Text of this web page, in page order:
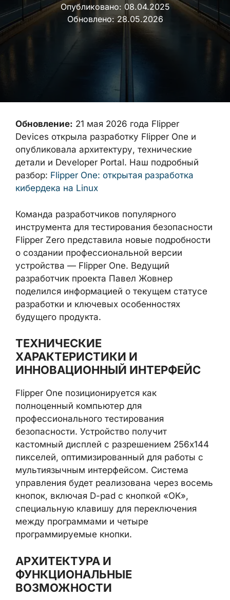
Опубликовано: 08.04.2025
Обновлено: 28.05.2026
Обновление: 21 мая 2026 года Flipper
Devices открыла разработку Flipper One и
опубликовала архитектуру, технические
детали и Developer Portal. Наш подробный
разбор: Flipper One: открытая разработка
кибердека на Linux
Команда разработчиков популярного
инструмента для тестирования безопасности
Flipper Zero представила новые подробности
о создании профессиональной версии
устройства — Flipper One. Ведущий
разработчик проекта Павел Жовнер
поделился информацией о текущем статусе
разработки и ключевых особенностях
будущего продукта.
ТЕХНИЧЕСКИЕ
ХАРАКТЕРИСТИКИ И
ИННОВАЦИОННЫЙ ИНТЕРФЕЙС
Flipper One позиционируется как
полноценный компьютер для
профессионального тестирования
безопасности. Устройство получит
кастомный дисплей с разрешением 256х144
пикселей, оптимизированный для работы с
мультиязычным интерфейсом. Система
управления будет реализована через восемь
кнопок, включая D-pad с кнопкой «OK»,
специальную клавишу для переключения
между программами и четыре
программируемые кнопки.
АРХИТЕКТУРА И
ФУНКЦИОНАЛЬНЫЕ
ВОЗМОЖНОСТИ